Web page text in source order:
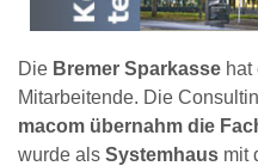
Die Bremer Sparkasse hat
Mitarbeitende. Die
macom übernahm die
wurde als Systemhaus mit